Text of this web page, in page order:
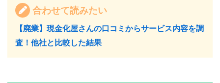
合わせて読みたい
【廃業】現金化屋さんの口コミからサービス内容を調
査！他社と比較した結果